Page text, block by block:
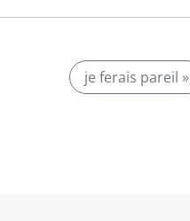
je ferais pareil »